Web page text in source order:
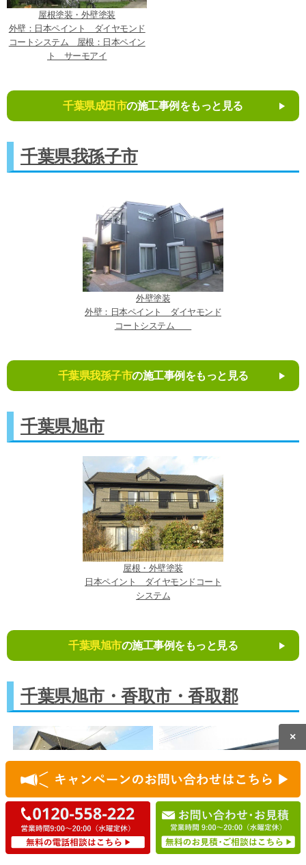
屋根塗装・外壁塗装
外壁：日本ペイント ダイヤモンド
コートシステム 屋根：日本ペイン
ト サーモアイ
千葉県成田市の施工事例をもっと見る
千葉県我孫子市
外壁塗装
外壁：日本ペイント ダイヤモンド
コートシステム
千葉県我孫子市の施工事例をもっと見る
千葉県旭市
屋根・外壁塗装
日本ペイント ダイヤモンドコート
システム
千葉県旭市の施工事例をもっと見る
千葉県旭市・香取市・香取郡
屋根・外壁塗装
日本ペイント ダイヤモンドコート
屋根外壁塗装
×